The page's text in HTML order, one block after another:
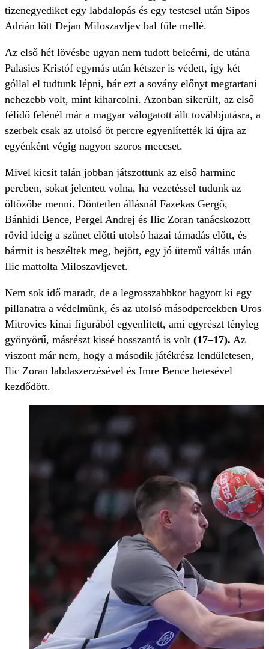
tizenegyediket egy labdalopás és egy testcsel után Sipos
Adrián lőtt Dejan Miloszavljev bal füle mellé.
Az első hét lövésbe ugyan nem tudott beleérni, de utána
Palasics Kristóf egymás után kétszer is védett, így két
góllal el tudtunk lépni, bár ezt a sovány előnyt megtartani
nehezebb volt, mint kiharcolni. Azonban sikerült, az első
félidő felénél már a magyar válogatott állt továbbjutásra, a
szerbek csak az utolsó öt percre egyenlítették ki újra az
egyénként végig nagyon szoros meccset.
Mivel kicsit talán jobban játszottunk az első harminc
percben, sokat jelentett volna, ha vezetéssel tudunk az
öltözőbe menni. Döntetlen állásnál Fazekas Gergő,
Bánhidi Bence, Pergel Andrej és Ilic Zoran tanácskozott
rövid ideig a szünet előtti utolsó hazai támadás előtt, és
bármit is beszéltek meg, bejött, egy jó ütemű váltás után
Ilic mattolta Miloszavljevet.
Nem sok idő maradt, de a legrosszabbkor hagyott ki egy
pillanatra a védelmünk, és az utolsó másodpercekben Uros
Mitrovics kínai figurából egyenlített, ami egyrészt tényleg
gyönyörű, másrészt kissé bosszantó is volt (17–17). Az
viszont már nem, hogy a második játékrész lendületesen,
Ilic Zoran labdaszerzésével és Imre Bence hetesével
kezdődött.